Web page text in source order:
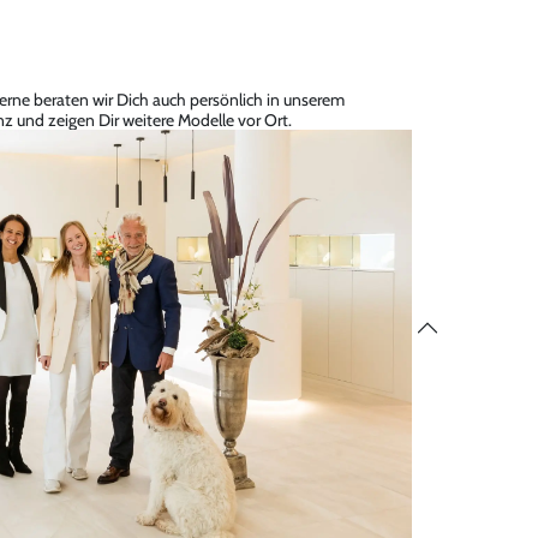
beraten wir Dich auch persönlich in unserem
und zeigen Dir weitere Modelle vor Ort.